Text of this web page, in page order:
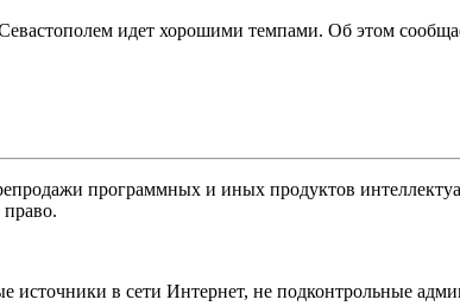
идет хорошими темпами. Об этом
программных и иных продуктов
источники в сети Интернет, не подконтрольные